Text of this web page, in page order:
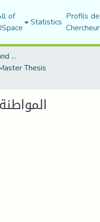
of Statistics Profils
Faculty of Humanities and Social Sciences
Thesis